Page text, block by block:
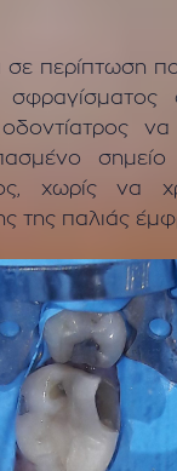
σε περίπτωση
να
σημείο
χωρίς να
της παλιάς